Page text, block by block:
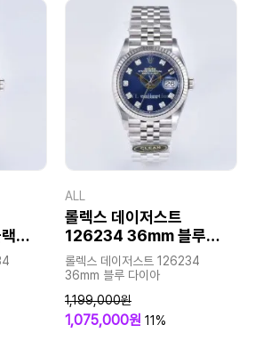
ALL
롤렉스 데이저스트
126234 36mm 블루
다이아
롤렉스 데이저스트 126234
36mm 블루 다이아
1,199,000원
1,075,000원 11%